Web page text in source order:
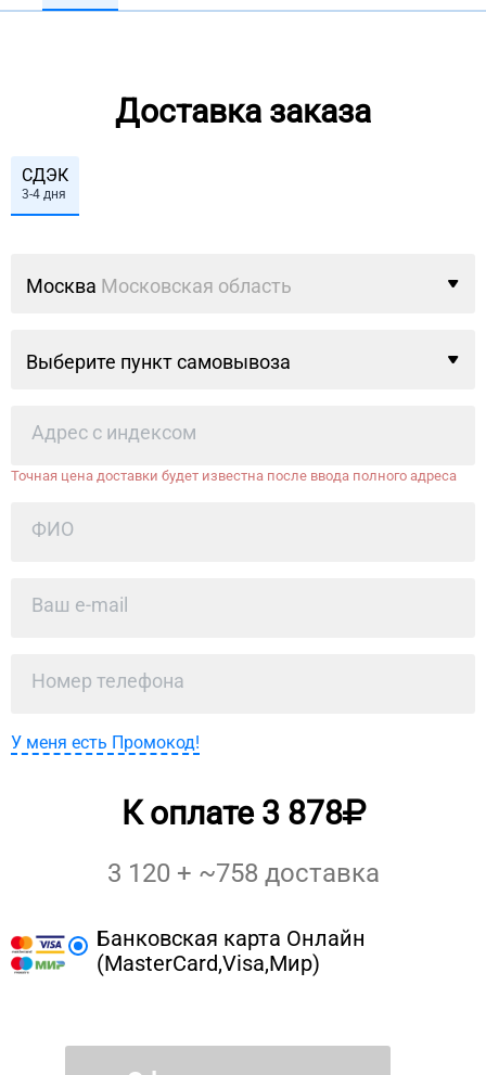
Доставка заказа
СДЭК
3-4 дня
Москва Московская область
Выберите пункт самовывоза
Точная цена доставки будет известна после ввода полного адреса
У меня есть Промокод!
К оплате 3 878
3 120 + ~758 доставка
Банковская карта Онлайн
(MasterCard,Visa,Мир)